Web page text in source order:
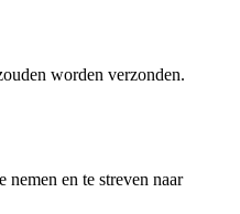
worden verzonden.
en te streven naar